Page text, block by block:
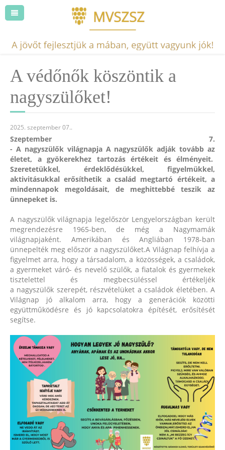
A védőnők köszöntik a
nagyszülőket!
2025. szeptember 07..
Szeptember 7.
- A nagyszülők világnapja A nagyszülők adják tovább az
életet, a gyökerekhez tartozás értékeit és élményeit.
Szeretetükkel, érdeklődésükkel, figyelmükkel,
aktivitásukkal erősíthetik a család megtartó értékeit, a
mindennapok megoldásait, de meghittebbé teszik az
ünnepeket is.
A nagyszülők világnapja legelőször Lengyelországban került
megrendezésre 1965-ben, de még a Nagymamák
világnapjaként. Amerikában és Angliában 1978-ban
ünnepelték meg először a nagyszülőket.A Világnap felhívja a
figyelmet arra, hogy a társadalom, a közösségek, a családok,
a gyermeket váró- és nevelő szülők, a fiatalok és gyermekek
tisztelettel és megbecsüléssel értékeljék
a nagyszülők szerepét, részvételüket a családok életében. A
Világnap jó alkalom arra, hogy a generációk közötti
együttműködésre és jó kapcsolatokra építését, erősítését
segítse.